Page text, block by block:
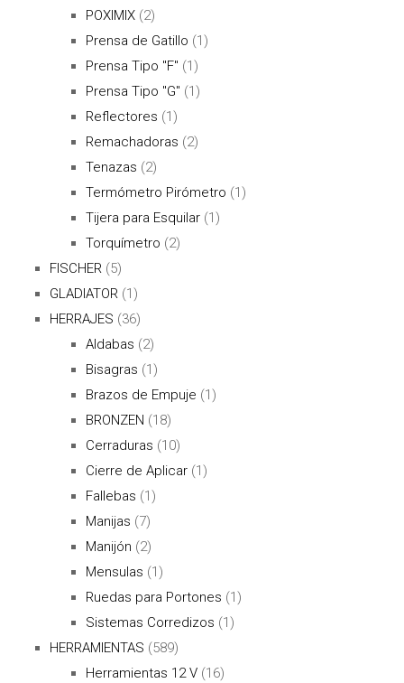
POXIMIX (2)
Prensa de Gatillo (1)
Prensa Tipo "F" (1)
Prensa Tipo "G" (1)
Reflectores (1)
Remachadoras (2)
Tenazas (2)
Termómetro Pirómetro (1)
Tijera para Esquilar (1)
Torquímetro (2)
FISCHER (5)
GLADIATOR (1)
HERRAJES (36)
Aldabas (2)
Bisagras (1)
Brazos de Empuje (1)
BRONZEN (18)
Cerraduras (10)
Cierre de Aplicar (1)
Fallebas (1)
Manijas (7)
Manijón (2)
Mensulas (1)
Ruedas para Portones (1)
Sistemas Corredizos (1)
HERRAMIENTAS (589)
Herramientas 12 V (16)